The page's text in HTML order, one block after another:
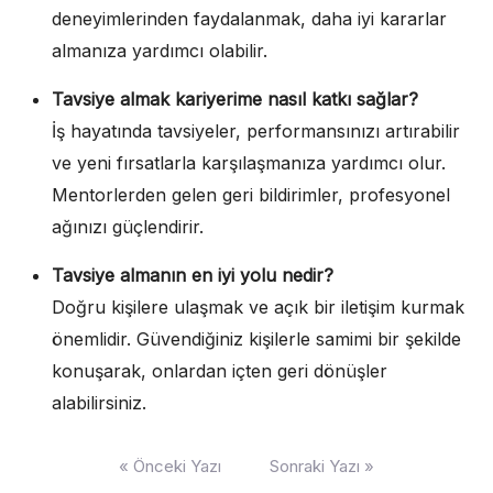
deneyimlerinden faydalanmak, daha iyi kararlar
almanıza yardımcı olabilir.
Tavsiye almak kariyerime nasıl katkı sağlar?
İş hayatında tavsiyeler, performansınızı artırabilir
ve yeni fırsatlarla karşılaşmanıza yardımcı olur.
Mentorlerden gelen geri bildirimler, profesyonel
ağınızı güçlendirir.
Tavsiye almanın en iyi yolu nedir?
Doğru kişilere ulaşmak ve açık bir iletişim kurmak
önemlidir. Güvendiğiniz kişilerle samimi bir şekilde
konuşarak, onlardan içten geri dönüşler
alabilirsiniz.
« Önceki Yazı Sonraki Yazı »